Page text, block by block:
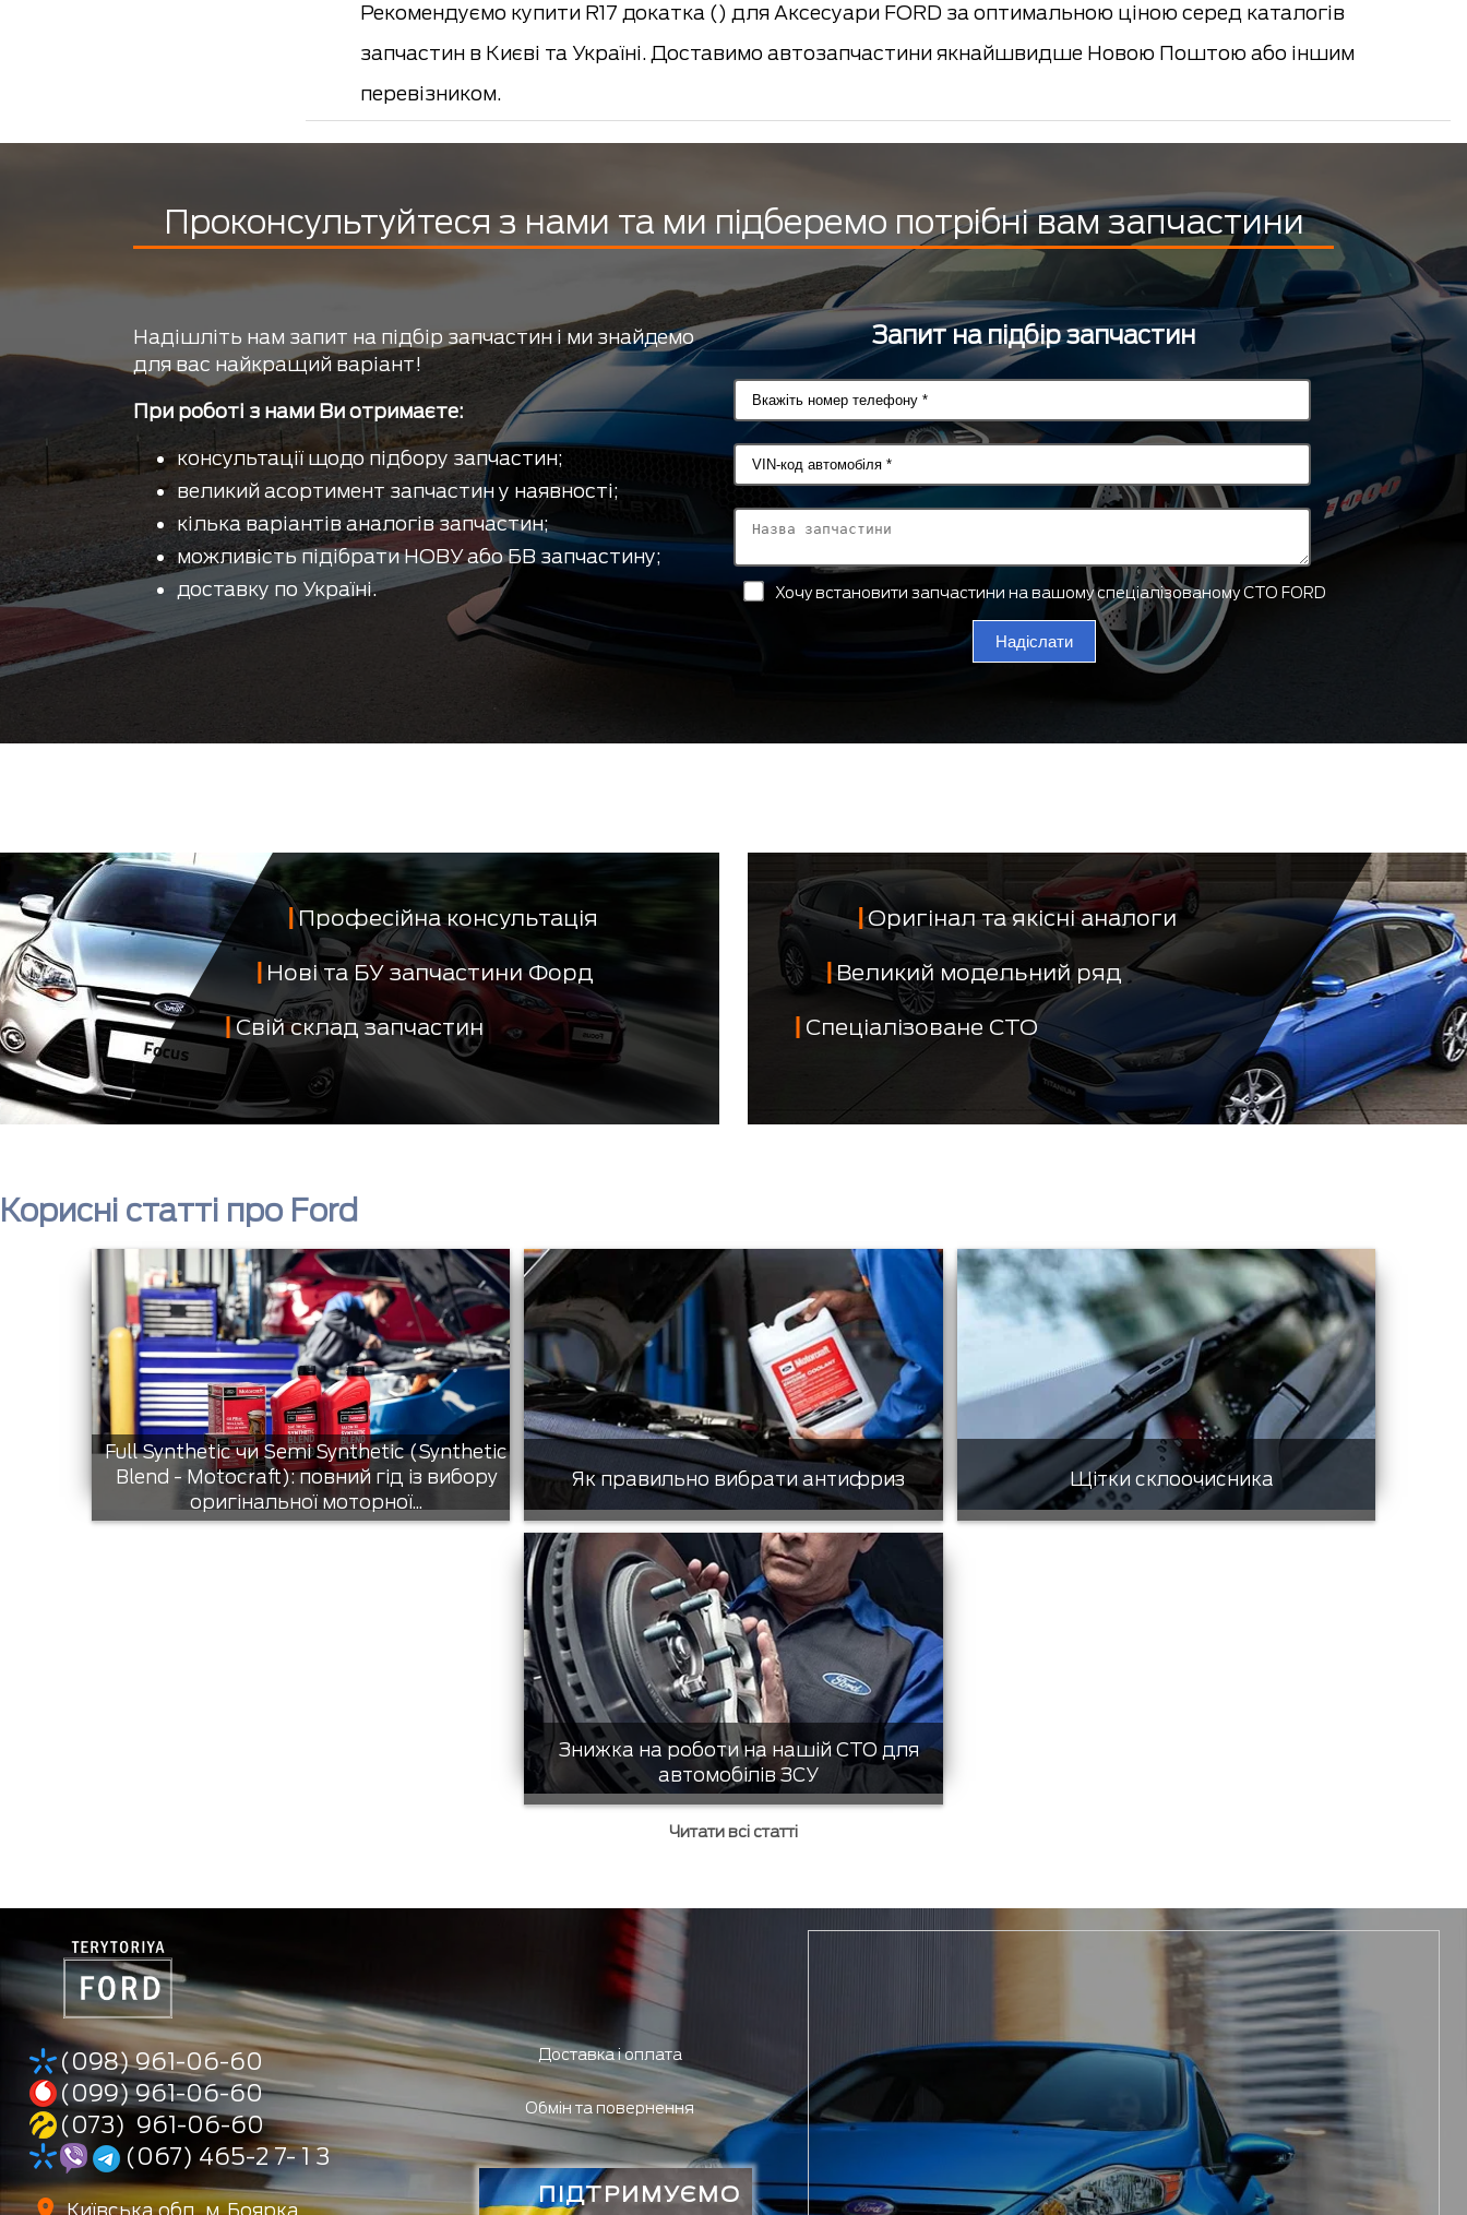
Рекомендуємо купити R17 докатка () для Аксесуари FORD за оптимальною ціною серед каталогів
запчастин в Києві та Україні. Доставимо автозапчастини якнайшвидше Новою Поштою або іншим
перевізником.
Проконсультуйтеся з нами та ми підберемо потрібні вам запчастини
Надішліть нам запит на підбір запчастин і ми знайдемо
для вас найкращий варіант!
При роботі з нами Ви отримаєте:
консультації щодо підбору запчастин;
великий асортимент запчастин у наявності;
кілька варіантів аналогів запчастин;
можливість підібрати НОВУ або БВ запчастину;
доставку по Україні.
Запит на підбір запчастин
Хочу встановити запчастини на вашому спеціалізованому СТО FORD
Надіслати
Професійна консультація
Нові та БУ запчастини Форд
Свій склад запчастин
Оригінал та якісні аналоги
Великий модельний ряд
Спеціалізоване СТО
Корисні статті про Ford
Full Synthetic чи Semi Synthetic (Synthetic
Blend - Motocraft): повний гід із вибору
оригінальної моторної...
Як правильно вибрати антифриз Щітки склоочисника
Знижка на роботи на нашій СТО для
автомобілів ЗСУ
Читати всі статті
(098) 961-06-60
(099) 961-06-60
(073) 961-06-60
(067) 465-2 7- 1 3
Київська обл., м. Боярка,
Доставка і оплата
Обмін та повернення
ПІДТРИМУЄМО